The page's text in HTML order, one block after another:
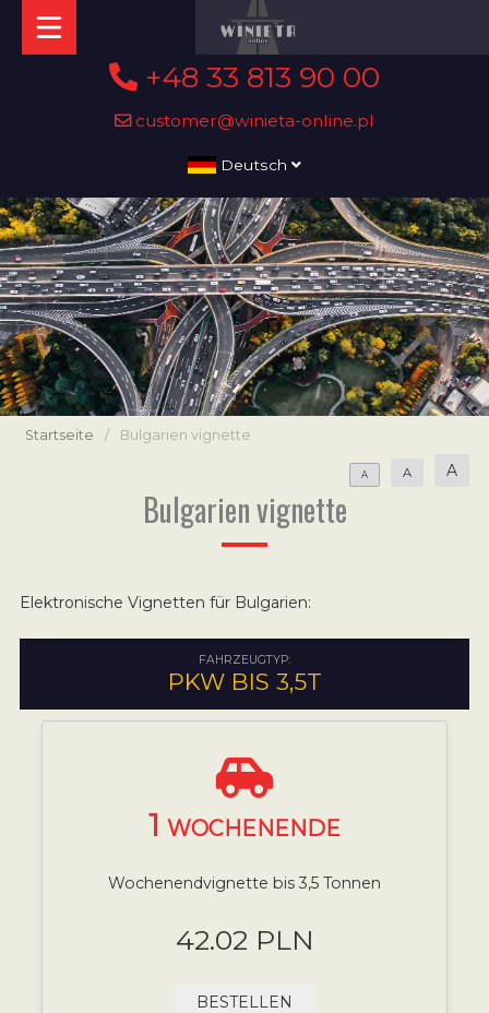
+48 33 813 90 00
customer@winieta-online.pl
Deutsch
Startseite / Bulgarien vignette
A A A
Bulgarien vignette
Elektronische Vignetten für Bulgarien:
FAHRZEUGTYP:
PKW BIS 3,5T
1 WOCHENENDE
Wochenendvignette bis 3,5 Tonnen
42.02 PLN
BESTELLEN